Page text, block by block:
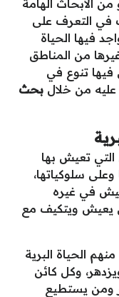
من الأبحاث الهامة
في التعرف على
فيها الحياة
من المناطق
فيها تنوع في
من خلال بحث
التي تعيش بها
سلوكياتها،
في غيره
يعيش ويتكيف مع
الحياة البرية
وكل كائن
ومن يستطيع